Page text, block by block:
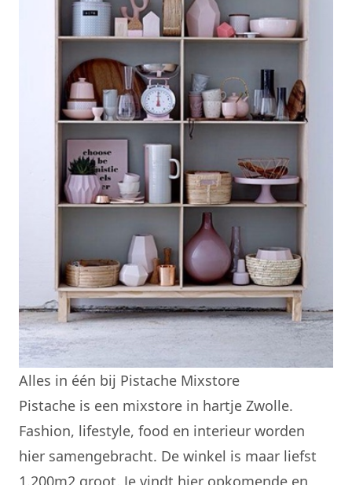
Alles in één bij Pistache Mixstore
Pistache is een mixstore in hartje Zwolle.
Fashion, lifestyle, food en interieur worden
hier samengebracht. De winkel is maar liefst
1.200m2 groot. Je vindt hier opkomende en